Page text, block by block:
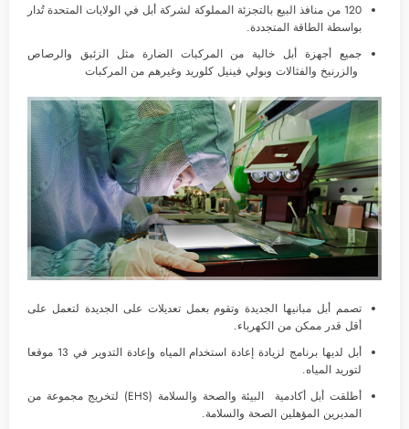
120 من منافذ البيع بالتجزئة المملوكة لشركة أبل في الولايات المتحدة تُدار
بواسطة الطاقة المتجددة.
جميع أجهزة أبل خالية من المركبات الضارة مثل الزئبق والرصاص
والزرنيخ والفثالات وبولي فينيل كلوريد وغيرهم من المركبات
تصمم أبل مبانيها الجديدة وتقوم بعمل تعديلات على الجديدة لتعمل على
أقل قدر ممكن من الكهرباء.
أبل لديها برنامج لزيادة إعادة استخدام المياه وإعادة التدوير في 13 موقعا
لتوريد المياه.
أطلقت أبل أكادمية البيئة والصحة والسلامة (EHS) لتخريج مجموعة من
المديرين المؤهلين الصحة والسلامة.